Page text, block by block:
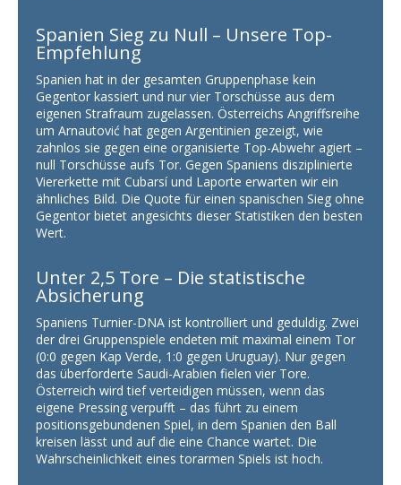
Spanien Sieg zu Null – Unsere Top-
Empfehlung
Spanien hat in der gesamten Gruppenphase kein
Gegentor kassiert und nur vier Torschüsse aus dem
eigenen Strafraum zugelassen. Österreichs Angriffsreihe
um Arnautović hat gegen Argentinien gezeigt, wie
zahnlos sie gegen eine organisierte Top-Abwehr agiert –
null Torschüsse aufs Tor. Gegen Spaniens disziplinierte
Viererkette mit Cubarsí und Laporte erwarten wir ein
ähnliches Bild. Die Quote für einen spanischen Sieg ohne
Gegentor bietet angesichts dieser Statistiken den besten
Wert.
Unter 2,5 Tore – Die statistische
Absicherung
Spaniens Turnier-DNA ist kontrolliert und geduldig. Zwei
der drei Gruppenspiele endeten mit maximal einem Tor
(0:0 gegen Kap Verde, 1:0 gegen Uruguay). Nur gegen
das überforderte Saudi-Arabien fielen vier Tore.
Österreich wird tief verteidigen müssen, wenn das
eigene Pressing verpufft – das führt zu einem
positionsgebundenen Spiel, in dem Spanien den Ball
kreisen lässt und auf die eine Chance wartet. Die
Wahrscheinlichkeit eines torarmen Spiels ist hoch.